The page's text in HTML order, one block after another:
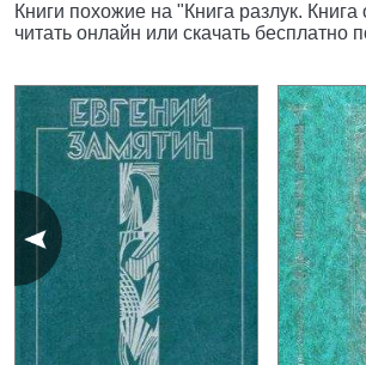
Книги похожие на "Книга разлук.
читать онлайн или скачать бесплатно